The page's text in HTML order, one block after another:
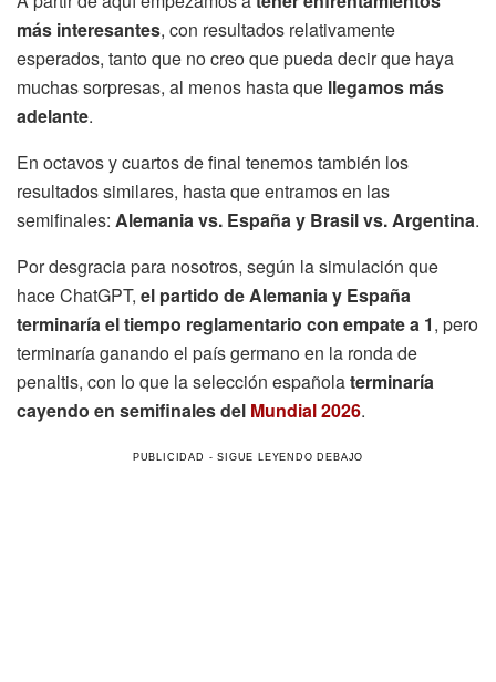
más interesantes, con resultados relativamente
esperados, tanto que no creo que pueda decir que haya
muchas sorpresas, al menos hasta que llegamos más
adelante.
En octavos y cuartos de final tenemos también los
resultados similares, hasta que entramos en las
semifinales: Alemania vs. España y Brasil vs. Argentina.
Por desgracia para nosotros, según la simulación que
hace ChatGPT, el partido de Alemania y España
terminaría el tiempo reglamentario con empate a 1, pero
terminaría ganando el país germano en la ronda de
penaltis, con lo que la selección españolaterminaría
cayendo en semifinales del Mundial 2026.